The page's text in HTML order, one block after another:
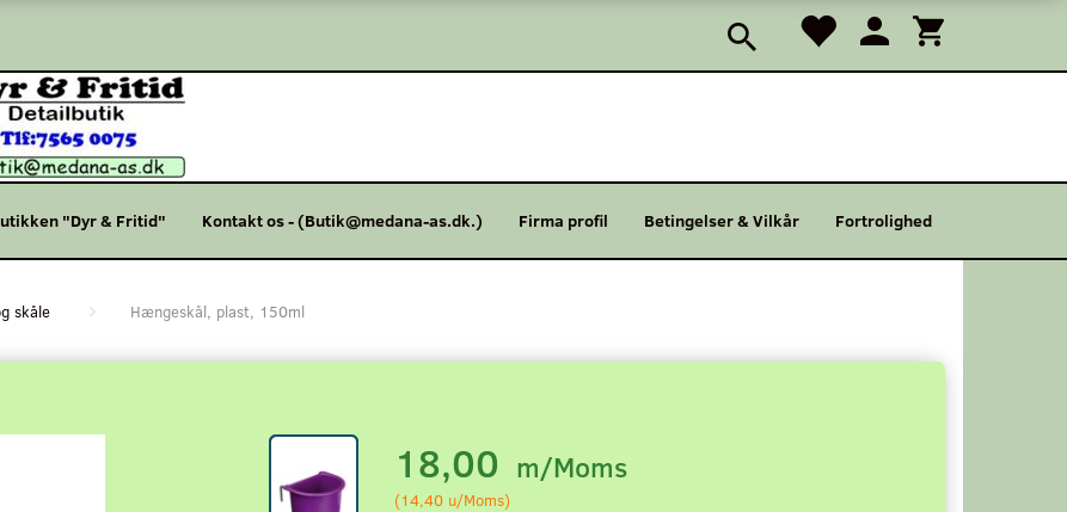
"Dyr & Fritid" Kontakt os - (Butik@medana-as.dk.) Firma profil Betingelser & Vilkår Fortrolighed
skåle Hængeskål, plast, 150ml
18,00 m/Moms
(14,40 u/Moms)